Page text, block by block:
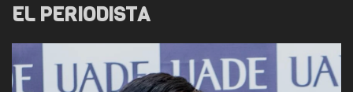
EL PERIODISTA